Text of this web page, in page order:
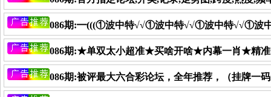
086期:━(((①波中特√√①波中特√√①波中特√√①波中
086期:★单双太小超准★买啥开啥★内幕一肖★精
086期:被评最大六合彩论坛，全年推荐，（挂牌